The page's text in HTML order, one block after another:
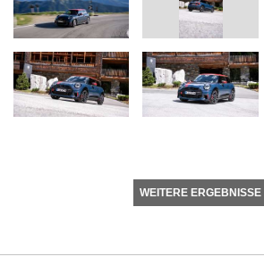
WEITERE ERGEBNISSE